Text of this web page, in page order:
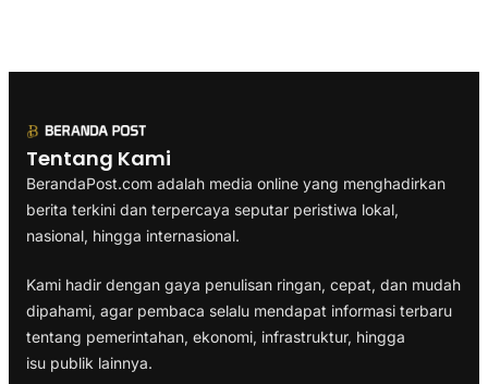
Tentang Kami
BerandaPost.com adalah media online yang menghadirkan
berita terkini dan terpercaya seputar peristiwa lokal,
nasional, hingga internasional.
Kami hadir dengan gaya penulisan ringan, cepat, dan mudah
dipahami, agar pembaca selalu mendapat informasi terbaru
tentang pemerintahan, ekonomi, infrastruktur, hingga
isu publik lainnya.